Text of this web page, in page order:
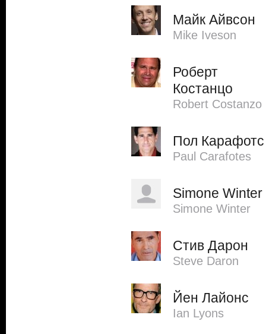
Майк Айвсон
Mike Iveson
Роберт
Костанцо
Robert Costanzo
Пол Карафотс
Paul Carafotes
Simone Winter
Simone Winter
Стив Дарон
Steve Daron
Йен Лайонс
Ian Lyons